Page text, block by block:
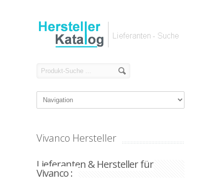
Vivanco Hersteller
Lieferanten & Hersteller für
Vivanco :